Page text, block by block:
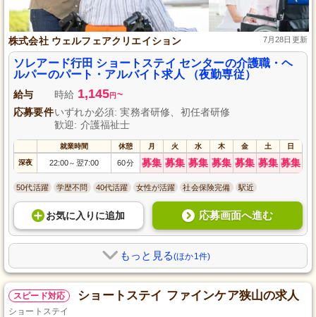
株式会社 ウェルフェアクリエイション 7月28日更新
ソレアード行田 ショートステイ センターの介護職・ヘ
ルパーのパート・アルバイト求人 （夜勤専従）
給与 時給 1,145円 ~
応募要件いずれか必須: 実務者研修、初任者研修
歓迎: 介護福祉士
就業時間 休憩 月 火 水 木 金 土 日
深夜 22:00～ 翌7:00 60分 募集 募集 募集 募集 募集 募集 募集
50代活躍 学歴不問 40代活躍 女性が活躍 社会保険完備 駅近
お気に入り に追加 応募画面へ進む
もっと見る(ほか1件)
スピード対応 ショートステイ ファインケア狭山の求人
ショートステイ